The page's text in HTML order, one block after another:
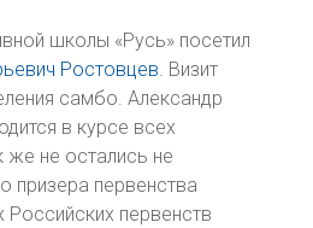
школы «Русь» посетил
Ростовцев . Визит
самбо. Александр
в курсе всех
же не остались не
призера первенства
Российских первенств